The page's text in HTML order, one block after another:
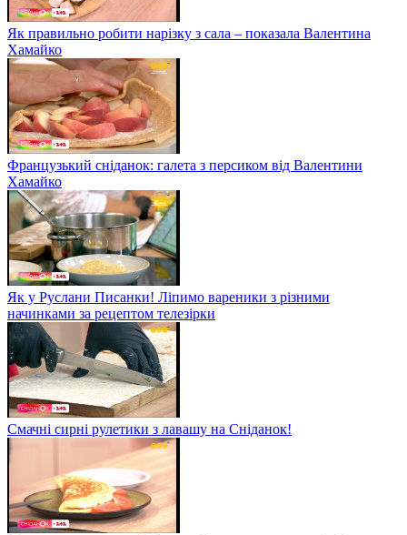
Як правильно робити нарізку з сала – показала Валентина
Хамайко
Французький сніданок: галета з персиком від Валентини
Хамайко
Як у Руслани Писанки! Ліпимо вареники з різними
начинками за рецептом телезірки
Смачні сирні рулетики з лавашу на Сніданок!